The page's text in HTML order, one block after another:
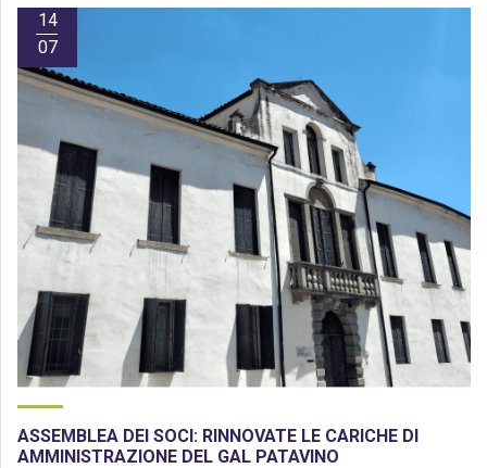
14
07
ASSEMBLEA DEI SOCI: RINNOVATE LE CARICHE DI
AMMINISTRAZIONE DEL GAL PATAVINO